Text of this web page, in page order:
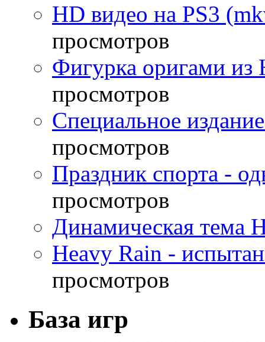
HD видео на PS3
просмотров
Фигурка оригами из
просмотров
Специальное
просмотров
Праздник спорта -
просмотров
Динамическая тема
Heavy Rain -
просмотров
База игр